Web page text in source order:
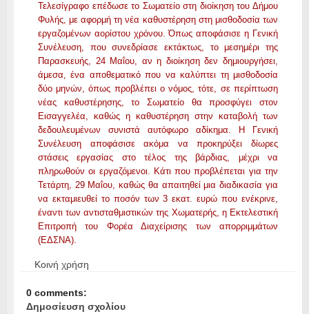
Τελεσίγραφο επέδωσε το Σωματείο στη διοίκηση του Δήμου
Φυλής, με αφορμή τη νέα καθυστέρηση στη μισθοδοσία των
εργαζομένων αορίστου χρόνου. Όπως αποφάσισε η Γενική
Συνέλευση, που συνεδρίασε εκτάκτως, το μεσημέρι της
Παρασκευής, 24 Μαΐου, αν η διοίκηση δεν δημιουργήσει,
άμεσα, ένα αποθεματικό που να καλύπτει τη μισθοδοσία
δύο μηνών, όπως προβλέπει ο νόμος, τότε, σε περίπτωση
νέας καθυστέρησης, το Σωματείο θα προσφύγει στον
Εισαγγελέα, καθώς η καθυστέρηση στην καταβολή των
δεδουλευμένων συνιστά αυτόφωρο αδίκημα. Η Γενική
Συνέλευση αποφάσισε ακόμα να προκηρύξει δίωρες
στάσεις εργασίας στο τέλος της βάρδιας, μέχρι να
πληρωθούν οι εργαζόμενοι. Κάτι που προβλέπεται για την
Τετάρτη, 29 Μαΐου, καθώς θα απαιτηθεί μια διαδικασία για
να εκταμιευθεί το ποσόν των 3 εκατ. ευρώ που ενέκρινε,
έναντι των αντισταθμιστικών της Χωματερής, η Εκτελεστική
Επιτροπή του Φορέα Διαχείρισης των απορριμμάτων
(ΕΔΣΝΑ).
Κοινή χρήση
0 comments:
Δημοσίευση σχολίου